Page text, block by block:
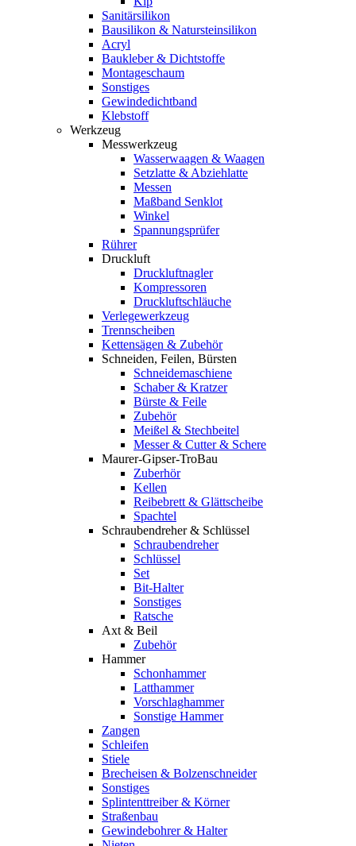
Sanitärsilikon
Bausilikon & Natursteinsilikon
Acryl
Baukleber & Dichtstoffe
Montageschaum
Sonstiges
Gewindedichtband
Klebstoff
Werkzeug
Messwerkzeug
Wasserwaagen & Waagen
Setzlatte & Abziehlatte
Messen
Maßband Senklot
Winkel
Spannungsprüfer
Rührer
Druckluft
Druckluftnagler
Kompressoren
Druckluftschläuche
Verlegewerkzeug
Trennscheiben
Kettensägen & Zubehör
Schneiden, Feilen, Bürsten
Schneidemaschiene
Schaber & Kratzer
Bürste & Feile
Zubehör
Meißel & Stechbeitel
Messer & Cutter & Schere
Maurer-Gipser-TroBau
Zuberhör
Kellen
Reibebrett & Glättscheibe
Spachtel
Schraubendreher & Schlüssel
Schraubendreher
Schlüssel
Set
Bit-Halter
Sonstiges
Ratsche
Axt & Beil
Zubehör
Hammer
Schonhammer
Latthammer
Vorschlaghammer
Sonstige Hammer
Zangen
Schleifen
Stiele
Brecheisen & Bolzenschneider
Sonstiges
Splintenttreiber & Körner
Straßenbau
Gewindebohrer & Halter